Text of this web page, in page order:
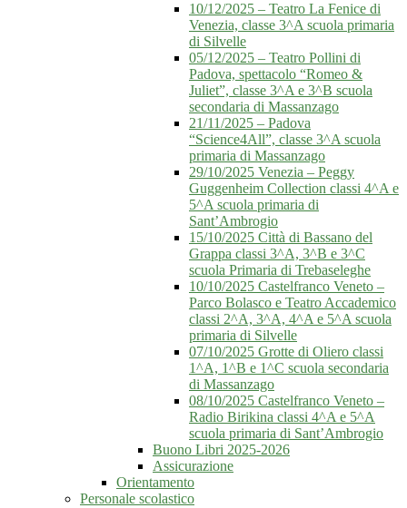
10/12/2025 – Teatro La Fenice di
Venezia, classe 3^A scuola primaria
di Silvelle
05/12/2025 – Teatro Pollini di
Padova, spettacolo “Romeo &
Juliet”, classe 3^A e 3^B scuola
secondaria di Massanzago
21/11/2025 – Padova
“Science4All”, classe 3^A scuola
primaria di Massanzago
29/10/2025 Venezia – Peggy
Guggenheim Collection classi 4^A e
5^A scuola primaria di
Sant’Ambrogio
15/10/2025 Città di Bassano del
Grappa classi 3^A, 3^B e 3^C
scuola Primaria di Trebaseleghe
10/10/2025 Castelfranco Veneto –
Parco Bolasco e Teatro Accademico
classi 2^A, 3^A, 4^A e 5^A scuola
primaria di Silvelle
07/10/2025 Grotte di Oliero classi
1^A, 1^B e 1^C scuola secondaria
di Massanzago
08/10/2025 Castelfranco Veneto –
Radio Birikina classi 4^A e 5^A
scuola primaria di Sant’Ambrogio
Buono Libri 2025-2026
Assicurazione
Orientamento
Personale scolastico